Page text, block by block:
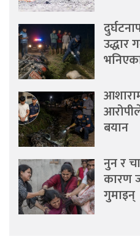
उद्धार
बयान
नुन र
कारण
गुमाइन्